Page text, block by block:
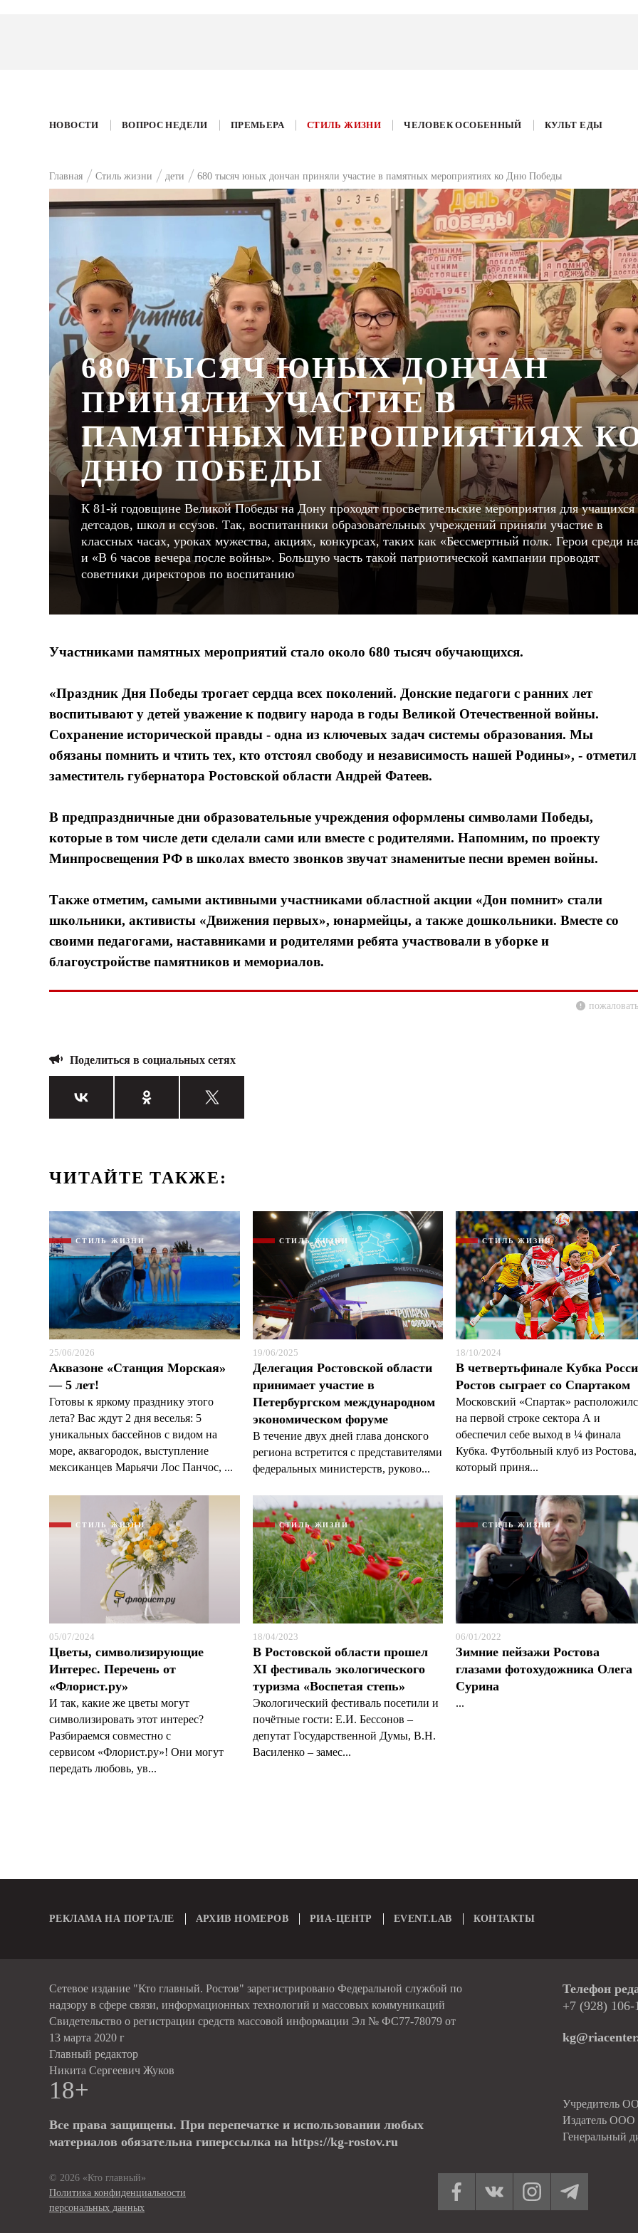
НОВОСТИ ВОПРОС НЕДЕЛИ ПРЕМЬЕРА СТИЛЬ ЖИЗНИ ЧЕЛОВЕК ОСОБЕННЫЙ КУЛЬТ ЕДЫ
Главная Стиль жизни дети 680 тысяч юных дончан приняли участие в памятных мероприятиях ко Дню Победы
680 ТЫСЯЧ ЮНЫХ ДОНЧАН
ПРИНЯЛИ УЧАСТИЕ В
ПАМЯТНЫХ МЕРОПРИЯТИЯХ
ДНЮ ПОБЕДЫ
К 81-й годовщине Великой Победы на Дону проходят просветительские мероприятия для учащихся
детсадов, школ и ссузов. Так, воспитанники образовательных учреждений приняли участие в
классных часах, уроках мужества, акциях, конкурсах, таких как «Бессмертный полк. Герои среди
и «В 6 часов вечера после войны». Большую часть такой патриотической кампании проводят
советники директоров по воспитанию
Участниками памятных мероприятий стало около 680 тысяч обучающихся.
«Праздник Дня Победы трогает сердца всех поколений. Донские педагоги с ранних лет
воспитывают у детей уважение к подвигу народа в годы Великой Отечественной войны.
Сохранение исторической правды - одна из ключевых задач системы образования. Мы
обязаны помнить и чтить тех, кто отстоял свободу и независимость нашей Родины», - отметил
заместитель губернатора Ростовской области Андрей Фатеев.
В предпраздничные дни образовательные учреждения оформлены символами Победы,
которые в том числе дети сделали сами или вместе с родителями. Напомним, по проекту
Минпросвещения РФ в школах вместо звонков звучат знаменитые песни времен войны.
Также отметим, самыми активными участниками областной акции «Дон помнит» стали
школьники, активисты «Движения первых», юнармейцы, а также дошкольники. Вместе со
своими педагогами, наставниками и родителями ребята участвовали в уборке и
благоустройстве памятников и мемориалов.
Поделиться в социальных сетях
ЧИТАЙТЕ ТАКЖЕ:
СТИЛЬ ЖИЗНИ
25/06/2026
Аквазоне «Станция Морская»
— 5 лет!
Готовы к яркому празднику этого
лета? Вас ждут 2 дня веселья: 5
уникальных бассейнов с видом на
море, аквагородок, выступление
мексиканцев Марьячи Лос Панчос, ...
СТИЛЬ ЖИЗНИ
19/06/2025
Делегация Ростовской области
принимает участие в
Петербургском международном
экономическом форуме
В течение двух дней глава донского
региона встретится с представителями
федеральных министерств, руково...
СТИЛЬ ЖИЗНИ
18/10/2024
В четвертьфинале Кубка
Ростов сыграет со Спартаком
Московский «Спартак»
на первой строке сектора А и
обеспечил себе выход в ¼ финала
Кубка. Футбольный клуб из Ростова,
который приня...
СТИЛЬ ЖИЗНИ
05/07/2024
Цветы, символизирующие
Интерес. Перечень от
«Флорист.ру»
И так, какие же цветы могут
символизировать этот интерес?
Разбираемся совместно с
сервисом «Флорист.ру»! Они могут
передать любовь, ув...
СТИЛЬ ЖИЗНИ
18/04/2023
В Ростовской области прошел
XI фестиваль экологического
туризма «Воспетая степь»
Экологический фестиваль посетили и
почётные гости: Е.И. Бессонов –
депутат Государственной Думы, В.Н.
Василенко – замес...
СТИЛЬ ЖИЗНИ
06/01/2022
Зимние пейзажи Ростова
глазами фотохудожника Олега
Сурина
...
Я согласен с политикой конфиденциальности и защиты
РЕКЛАМА НА ПОРТАЛЕ АРХИВ НОМЕРОВ РИА-ЦЕНТР EVENT.LAB КОНТАКТЫ
Сетевое издание "Кто главный. Ростов" зарегистрировано Федеральной службой по
надзору в сфере связи, информационных технологий и массовых коммуникаций
Свидетельство о регистрации средств массовой информации Эл № ФС77-78079 от
13 марта 2020 г
Главный редактор
Никита Сергеевич Жуков
18+
Все права защищены. При перепечатке и использовании любых
материалов обязательна гиперссылка на https://kg-rostov.ru
Телефон
+7 (928) 106-
Учредитель
Издатель
Генеральный
© 2026 «Кто главный»
Политика конфиденциальности
персональных данных
Я согласен с политикой конфиденциальности и защиты